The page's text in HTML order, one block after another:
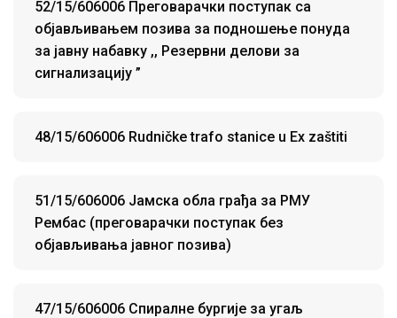
52/15/606006 Преговарачки поступак са
објављивањем позива за подношење понуда
за јавну набавку ,, Резервни делови за
сигнализацију ”
48/15/606006 Rudničke trafo stanice u Ex zaštiti
51/15/606006 Јамска обла грађа за РМУ
Рембас (преговарачки поступак без
објављивања јавног позива)
47/15/606006 Спиралне бургије за угаљ